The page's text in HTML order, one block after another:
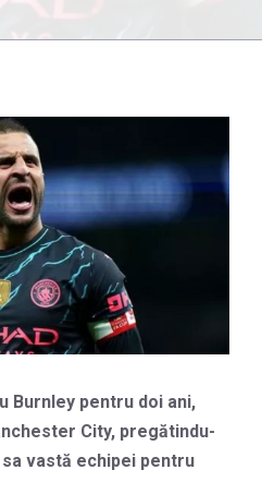
Burnley pentru doi ani,
City, pregătindu-
vastă echipei pentru